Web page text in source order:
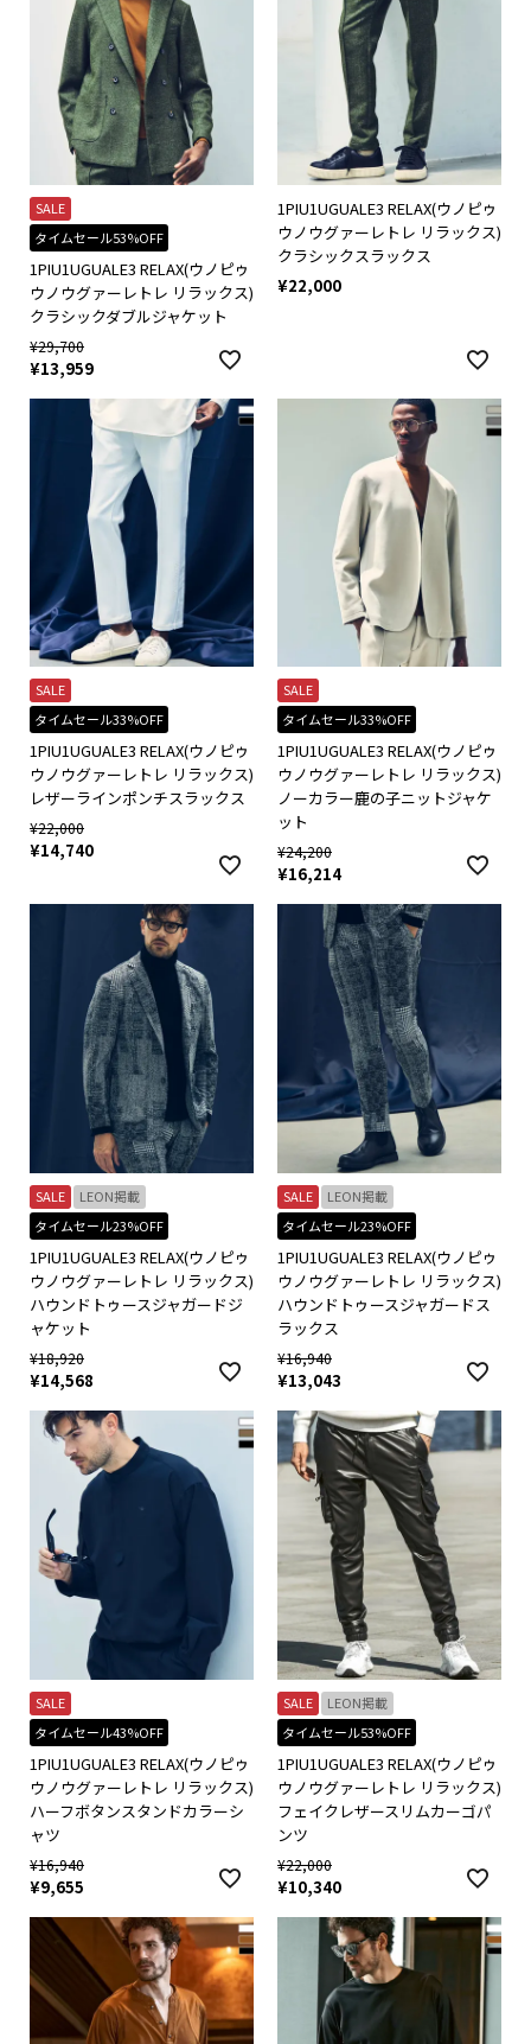
SALE
タイムセール53%OFF
1PIU1UGUALE3 RELAX(ウノピゥ
ウノウグァーレトレ リラックス)
クラシックダブルジャケット
¥29,700
¥13,959
1PIU1UGUALE3 RELAX(ウノピゥ
ウノウグァーレトレ リラックス)
クラシックスラックス
¥22,000
SALE
タイムセール33%OFF
1PIU1UGUALE3 RELAX(ウノピゥ
ウノウグァーレトレ リラックス)
レザーラインポンチスラックス
¥22,000
¥14,740
SALE
タイムセール33%OFF
1PIU1UGUALE3 RELAX(ウノピゥ
ウノウグァーレトレ リラックス)
ノーカラー鹿の子ニットジャケ
ット
¥24,200
¥16,214
SALE
LEON掲載
タイムセール23%OFF
1PIU1UGUALE3 RELAX(ウノピゥ
ウノウグァーレトレ リラックス)
ハウンドトゥースジャガードジ
ャケット
¥18,920
¥14,568
SALE
LEON掲載
タイムセール23%OFF
1PIU1UGUALE3 RELAX(ウノピゥ
ウノウグァーレトレ リラックス)
ハウンドトゥースジャガードス
ラックス
¥16,940
¥13,043
SALE
タイムセール43%OFF
1PIU1UGUALE3 RELAX(ウノピゥ
ウノウグァーレトレ リラックス)
ハーフボタンスタンドカラーシ
ャツ
¥16,940
¥9,655
SALE
LEON掲載
タイムセール53%OFF
1PIU1UGUALE3 RELAX(ウノピゥ
ウノウグァーレトレ リラックス)
フェイクレザースリムカーゴパ
ンツ
¥22,000
¥10,340